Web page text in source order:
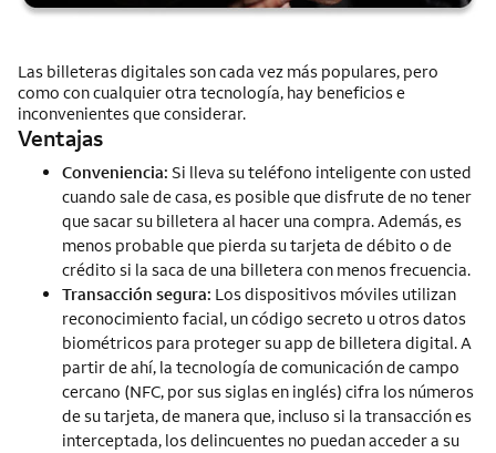
Las billeteras digitales son cada vez más populares, pero
como con cualquier otra tecnología, hay beneficios e
inconvenientes que considerar.
Ventajas
Conveniencia: Si lleva su teléfono inteligente con usted
cuando sale de casa, es posible que disfrute de no tener
que sacar su billetera al hacer una compra. Además, es
menos probable que pierda su tarjeta de débito o de
crédito si la saca de una billetera con menos frecuencia.
Transacción segura: Los dispositivos móviles utilizan
reconocimiento facial, un código secreto u otros datos
biométricos para proteger su app de billetera digital. A
partir de ahí, la tecnología de comunicación de campo
cercano (NFC, por sus siglas en inglés) cifra los números
de su tarjeta, de manera que, incluso si la transacción es
interceptada, los delincuentes no puedan acceder a su